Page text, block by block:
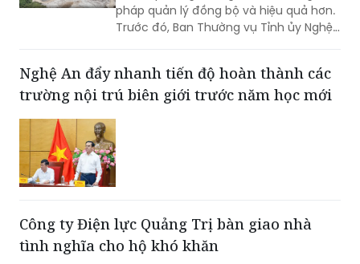
pháp quản lý đồng bộ và hiệu quả hơn.
Trước đó, Ban Thường vụ Tỉnh ủy Nghệ
sản trên địa bàn tỉnh.
Nghệ An đẩy nhanh tiến độ hoàn thành các
trường nội trú biên giới trước năm học mới
Công ty Điện lực Quảng Trị bàn giao nhà
tình nghĩa cho hộ khó khăn